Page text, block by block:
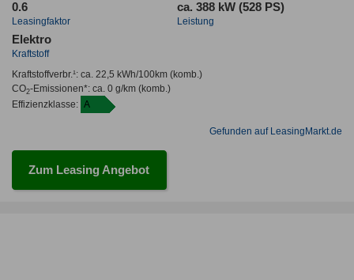
0.6
Leasingfaktor
ca. 388 kW (528 PS)
Leistung
Elektro
Kraftstoff
Kraftstoffverbr.¹: ca. 22,5 kWh/100km(komb.)
CO2-Emissionen*: ca. 0 g/km(komb.)
Effizienzklasse: A
Gefunden auf LeasingMarkt.de
Zum Leasing Angebot